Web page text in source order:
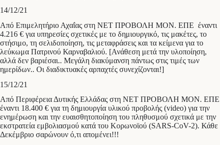
14/12/21
Από Επιμελητήριο Αχαΐας στη ΝΕΤ ΠΡΟΒΟΛΗ ΜΟΝ. ΕΠΕ έναντι
4.216 € για υπηρεσίες σχετικές με το δημιουργικό, τις μακέτες, το
στήσιμο, τη σελιδοποίηση, τις μεταφράσεις και τα κείμενα για το
λεύκωμα Πατρινού Καρναβαλιού. [Ανάθεση μετά την υλοποίηση,
αλλά δεν βαριέσαι.. Μεγάλη διακύμανση πάντως στις τιμές των
ημερίδων.. Οι διαδικτυακές αρπαχτές συνεχίζονται!]
15/12/21
Από Περιφέρεια Δυτικής Ελλάδας στη ΝΕΤ ΠΡΟΒΟΛΗ ΜΟΝ. ΕΠΕ
έναντι 18.400 € για τη δημιουργία υλικού προβολής (video) για την
ενημέρωση και την ευαισθητοποίηση του πληθυσμού σχετικά με την
εκστρατεία εμβολιασμού κατά του Κορωνοϊού (SARS-CoV-2). Κάθε
Δεκέμβριο σαρώνουν ό,τι απομένει!!!